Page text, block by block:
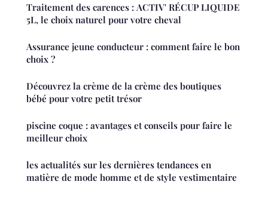
Traitement des carences : ACTIV' RÉCUP LIQUIDE
5L, le choix naturel pour votre cheval
Assurance jeune conducteur : comment faire le bon
choix ?
Découvrez la crème de la crème des boutiques
bébé pour votre petit trésor
piscine coque : avantages et conseils pour faire le
meilleur choix
les actualités sur les dernières tendances en
matière de mode homme et de style vestimentaire